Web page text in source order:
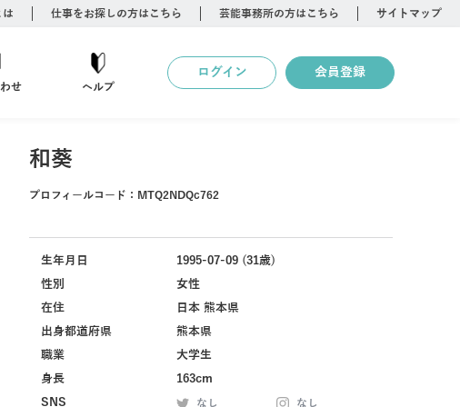
は 仕事をお探しの方はこちら 芸能事務所の方はこちら サイトマップ
せ ヘルプ
ログイン 会員登録
和葵
プロフィールコード： MTQ2NDQc762
生年月日
1995-07-09 (31歳)
性別
女性
在住
日本 熊本県
出身都道府県
熊本県
職業
大学生
身長
163cm
SNS
なし なし